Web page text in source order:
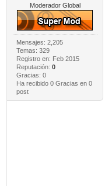
Moderador Global
Mensajes: 2,205
Temas: 329
Registro en: Feb 2015
Reputación: 0
Gracias: 0
Ha recibido 0 Gracias en 0
post